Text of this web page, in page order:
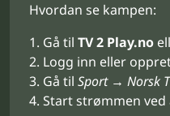
Hvordan se kampen:
Gå til TV 2 Play.no
Logg inn eller
Gå til Sport → Norsk
Start strømmen ved